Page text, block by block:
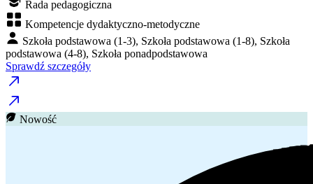
Rada pedagogiczna
Kompetencje dydaktyczno-metodyczne
Szkoła podstawowa (1-3), Szkoła podstawowa (1-8), Szkoła
podstawowa (4-8), Szkoła ponadpodstawowa
Sprawdź szczegóły
Nowość